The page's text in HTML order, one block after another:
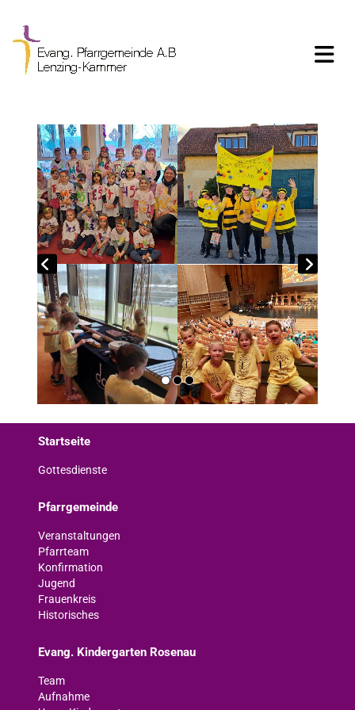
Startseite
Gottesdienste
Pfarrgemeinde
Veranstaltungen
Pfarrteam
Konfirmation
Jugend
Frauenkreis
Historisches
Evang. Kindergarten Rosenau
Team
Aufnahme